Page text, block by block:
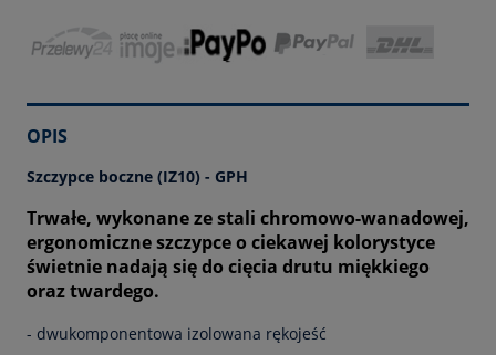
OPIS
Szczypce boczne (IZ10) - GPH
Trwałe, wykonane ze stali chromowo-wanadowej,
ergonomiczne szczypce o ciekawej kolorystyce
świetnie nadają się do cięcia drutu miękkiego
oraz twardego.
- dwukomponentowa izolowana rękojeść